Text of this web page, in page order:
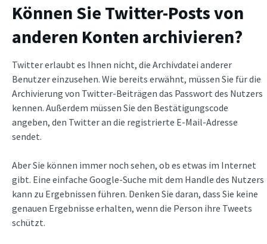
Können Sie Twitter-Posts von
anderen Konten archivieren?
Twitter erlaubt es Ihnen nicht, die Archivdatei anderer
Benutzer einzusehen. Wie bereits erwähnt, müssen Sie für die
Archivierung von Twitter-Beiträgen das Passwort des Nutzers
kennen. Außerdem müssen Sie den Bestätigungscode
angeben, den Twitter an die registrierte E-Mail-Adresse
sendet.
Aber Sie können immer noch sehen, ob es etwas im Internet
gibt. Eine einfache Google-Suche mit dem Handle des Nutzers
kann zu Ergebnissen führen. Denken Sie daran, dass Sie keine
genauen Ergebnisse erhalten, wenn die Person ihre Tweets
schützt.